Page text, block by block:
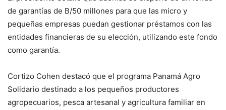
de garantías de B/50 millones para que las micro y
pequeñas empresas puedan gestionar préstamos con las
entidades financieras de su elección, utilizando este fondo
como garantía.
Cortizo Cohen destacó que el programa Panamá Agro
Solidario destinado a los pequeños productores
agropecuarios, pesca artesanal y agricultura familiar en